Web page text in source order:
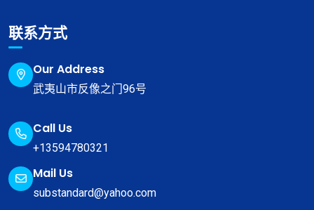
联系方式
Our Address
武夷山市反像之门96号
Call Us
+13594780321
Mail Us
substandard@yahoo.com